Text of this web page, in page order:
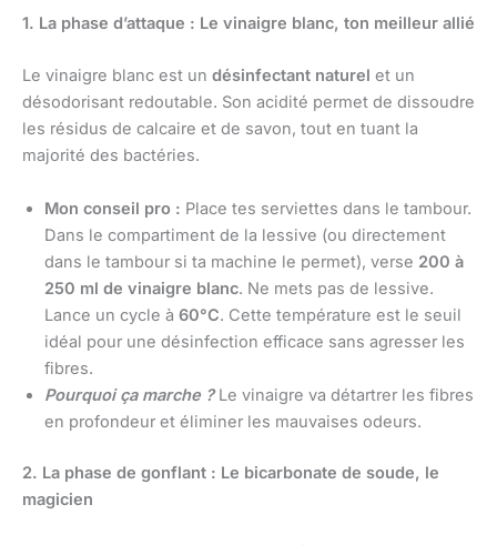
1. La phase d’attaque : Le vinaigre blanc, ton meilleur allié
Le vinaigre blanc est un désinfectant naturel et un
désodorisant redoutable. Son acidité permet de dissoudre
les résidus de calcaire et de savon, tout en tuant la
majorité des bactéries.
Mon conseil pro : Place tes serviettes dans le tambour.
Dans le compartiment de la lessive (ou directement
dans le tambour si ta machine le permet), verse 200 à
250 ml de vinaigre blanc. Ne mets pas de lessive.
Lance un cycle à 60°C. Cette température est le seuil
idéal pour une désinfection efficace sans agresser les
fibres.
Pourquoi ça marche ?Le vinaigre va détartrer les fibres
en profondeur et éliminer les mauvaises odeurs.
2. La phase de gonflant : Le bicarbonate de soude, le
magicien